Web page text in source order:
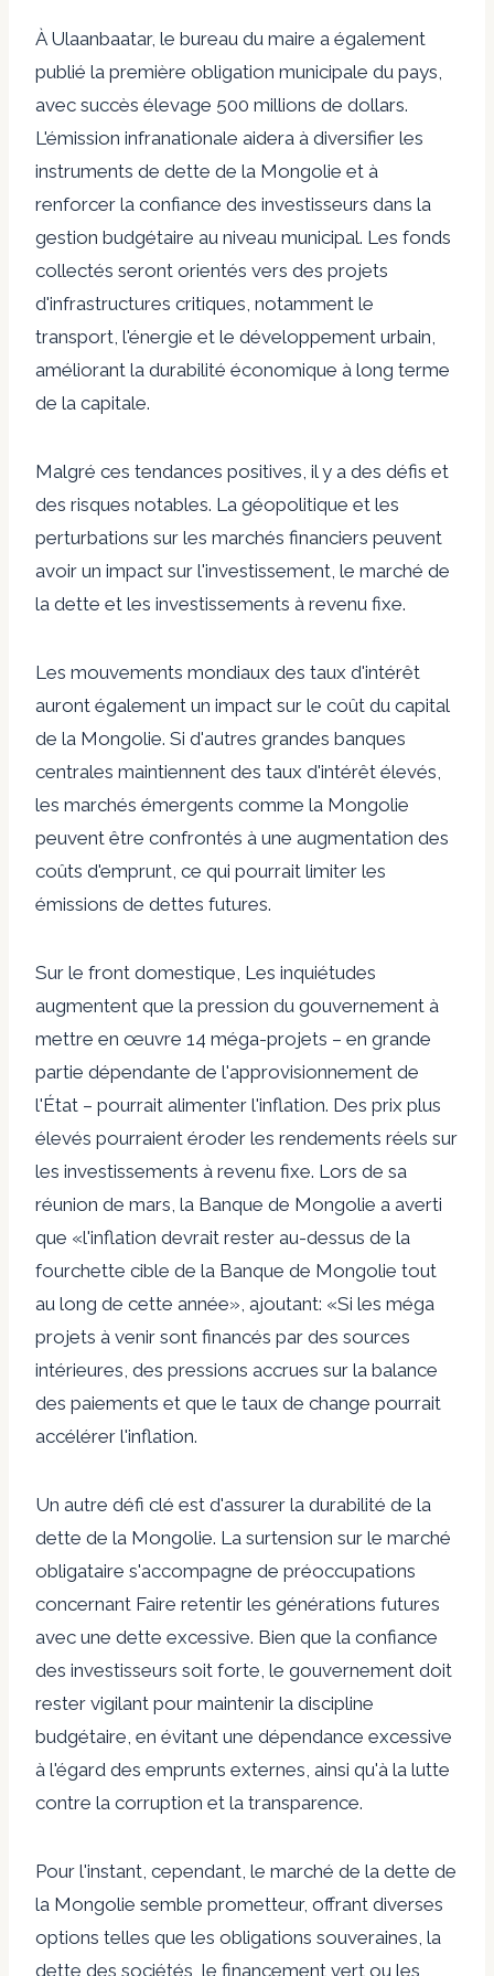
À Ulaanbaatar, le bureau du maire a également
publié la première obligation municipale du pays,
avec succès élevage 500 millions de dollars.
L'émission infranationale aidera à diversifier les
instruments de dette de la Mongolie et à
renforcer la confiance des investisseurs dans la
gestion budgétaire au niveau municipal. Les fonds
collectés seront orientés vers des projets
d'infrastructures critiques, notamment le
transport, l'énergie et le développement urbain,
améliorant la durabilité économique à long terme
de la capitale.
Malgré ces tendances positives, il y a des défis et
des risques notables. La géopolitique et les
perturbations sur les marchés financiers peuvent
avoir un impact sur l'investissement, le marché de
la dette et les investissements à revenu fixe.
Les mouvements mondiaux des taux d'intérêt
auront également un impact sur le coût du capital
de la Mongolie. Si d'autres grandes banques
centrales maintiennent des taux d'intérêt élevés,
les marchés émergents comme la Mongolie
peuvent être confrontés à une augmentation des
coûts d'emprunt, ce qui pourrait limiter les
émissions de dettes futures.
Sur le front domestique, Les inquiétudes
augmentent que la pression du gouvernement à
mettre en œuvre 14 méga-projets – en grande
partie dépendante de l'approvisionnement de
l'État – pourrait alimenter l'inflation. Des prix plus
élevés pourraient éroder les rendements réels sur
les investissements à revenu fixe. Lors de sa
réunion de mars, la Banque de Mongolie a averti
que «l'inflation devrait rester au-dessus de la
fourchette cible de la Banque de Mongolie tout
au long de cette année», ajoutant: «Si les méga
projets à venir sont financés par des sources
intérieures, des pressions accrues sur la balance
des paiements et que le taux de change pourrait
accélérer l'inflation.
Un autre défi clé est d'assurer la durabilité de la
dette de la Mongolie. La surtension sur le marché
obligataire s'accompagne de préoccupations
concernant Faire retentir les générations futures
avec une dette excessive. Bien que la confiance
des investisseurs soit forte, le gouvernement doit
rester vigilant pour maintenir la discipline
budgétaire, en évitant une dépendance excessive
à l'égard des emprunts externes, ainsi qu'à la lutte
contre la corruption et la transparence.
Pour l'instant, cependant, le marché de la dette de
la Mongolie semble prometteur, offrant diverses
options telles que les obligations souveraines, la
dette des sociétés, le financement vert ou les